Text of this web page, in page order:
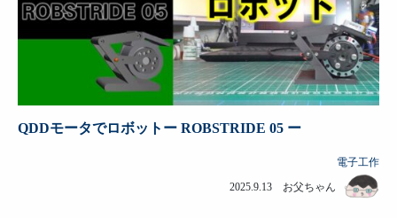
QDDモータでロボットー ROBSTRIDE 05 ー
電子工作
2025.9.13 お父ちゃん